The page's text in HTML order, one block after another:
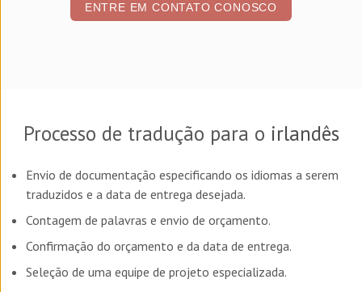
ENTRE EM CONTATO CONOSCO
Processo de tradução para o irlandês
Envio de documentação especificando os idiomas a serem
traduzidos e a data de entrega desejada.
Contagem de palavras e envio de orçamento.
Confirmação do orçamento e da data de entrega.
Seleção de uma equipe de projeto especializada.